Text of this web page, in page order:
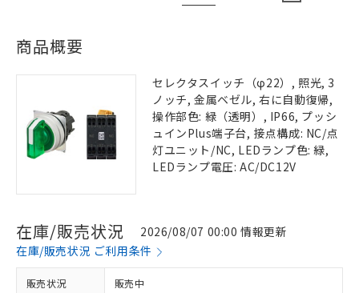
商品概要
セレクタスイッチ（φ22）, 照光, 3
ノッチ, 金属ベゼル, 右に自動復帰,
操作部色: 緑（透明）, IP66, プッシ
ュインPlus端子台, 接点構成: NC/点
灯ユニット/NC, LEDランプ色: 緑,
LEDランプ電圧: AC/DC12V
在庫/販売状況
2026/08/07 00:00 情報更新
在庫/販売状況 ご利用条件
販売状況 販売中